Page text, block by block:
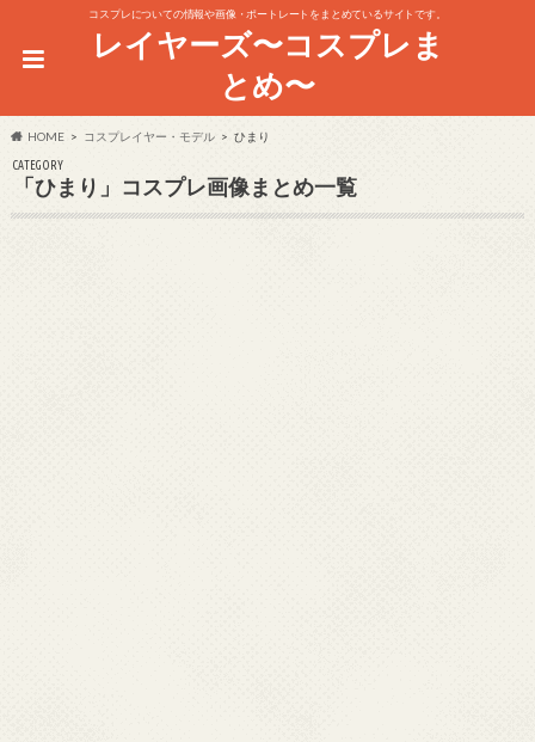
コスプレについての情報や画像・ポートレートをまとめているサイトです。
レイヤーズ〜コスプレま
とめ〜
HOME コスプレイヤー・モデル ひまり
CATEGORY
「ひまり」コスプレ画像まとめ一覧